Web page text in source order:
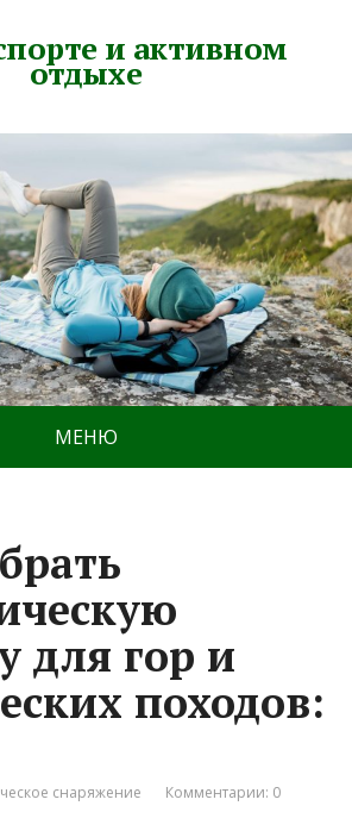
и активном
отдыхе
МЕНЮ
для гор и
походов:
снаряжение Комментарии: 0